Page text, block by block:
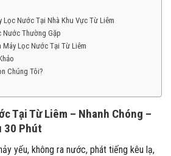
Nước Tại Nhà Khu Vực Từ Liêm
Nước Thường Gặp
Máy Lọc Nước Tại Từ Liêm
Chúng Tôi?
Tại Từ Liêm – Nhanh Chóng –
30 Phút
yếu, không ra nước, phát tiếng kêu lạ,